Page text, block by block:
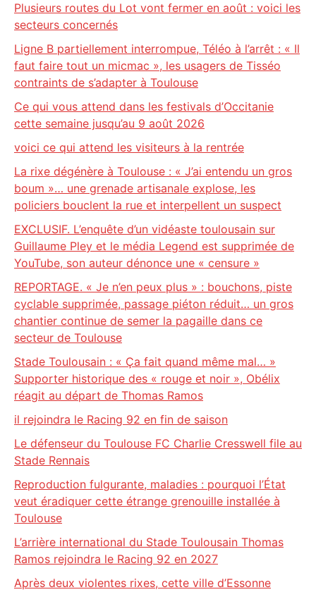
Plusieurs routes du Lot vont fermer en août : voici les
secteurs concernés
Ligne B partiellement interrompue, Téléo à l’arrêt : « Il
faut faire tout un micmac », les usagers de Tisséo
contraints de s’adapter à Toulouse
Ce qui vous attend dans les festivals d’Occitanie
cette semaine jusqu’au 9 août 2026
voici ce qui attend les visiteurs à la rentrée
La rixe dégénère à Toulouse : « J’ai entendu un gros
boum »… une grenade artisanale explose, les
policiers bouclent la rue et interpellent un suspect
EXCLUSIF. L’enquête d’un vidéaste toulousain sur
Guillaume Pley et le média Legend est supprimée de
YouTube, son auteur dénonce une « censure »
REPORTAGE. « Je n’en peux plus » : bouchons, piste
cyclable supprimée, passage piéton réduit… un gros
chantier continue de semer la pagaille dans ce
secteur de Toulouse
Stade Toulousain : « Ça fait quand même mal… »
Supporter historique des « rouge et noir », Obélix
réagit au départ de Thomas Ramos
il rejoindra le Racing 92 en fin de saison
Le défenseur du Toulouse FC Charlie Cresswell file au
Stade Rennais
Reproduction fulgurante, maladies : pourquoi l’État
veut éradiquer cette étrange grenouille installée à
Toulouse
L’arrière international du Stade Toulousain Thomas
Ramos rejoindra le Racing 92 en 2027
Après deux violentes rixes, cette ville d’Essonne